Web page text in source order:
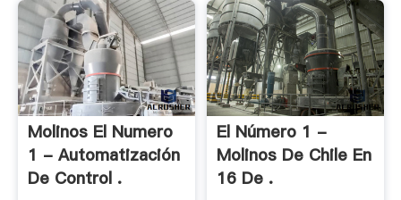
Molinos El Numero
1 - Automatización
De Control .
El Número 1 -
Molinos De Chile En
16 De .